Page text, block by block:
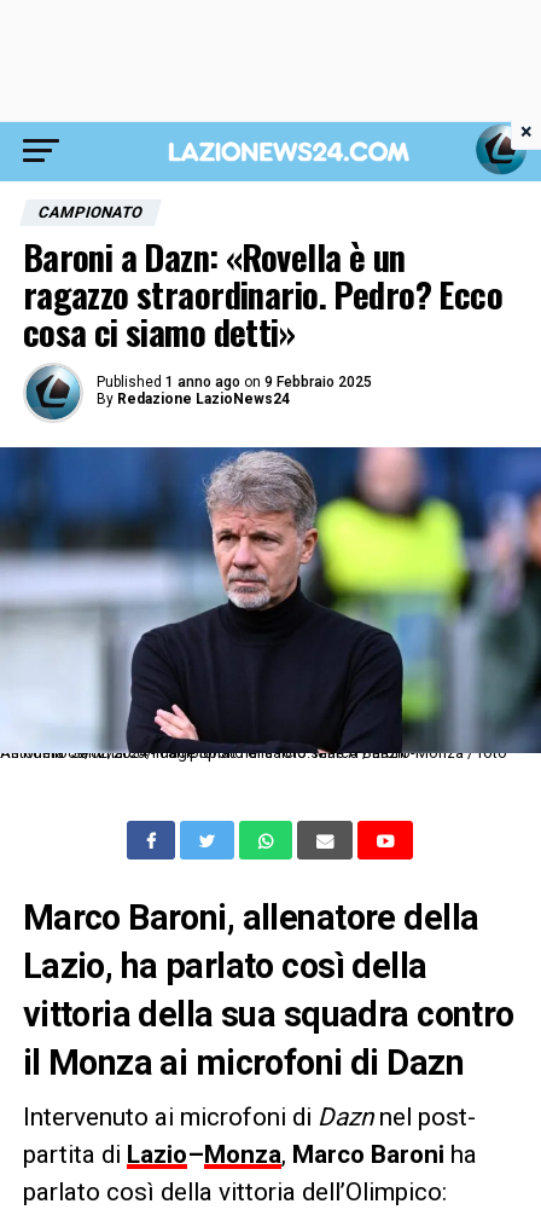
CAMPIONATO
Baroni a Dazn: «Rovella è un
ragazzo straordinario. Pedro? Ecco
cosa ci siamo detti»
Published 1 anno ago on 9 Febbraio 2025
By Redazione LazioNews24
As Roma 09/02/2024 - campionato di calcio serie A / Lazio-Monza / foto Antonello Sammarco/Image Sport nella foto: Marco Baroni
Marco Baroni, allenatore della
Lazio, ha parlato così della
vittoria della sua squadra contro
il Monza ai microfoni di Dazn
Intervenuto ai microfoni di Daznnel post-
partita di Lazio–Monza, Marco Baroni ha
parlato così della vittoria dell’Olimpico:
×